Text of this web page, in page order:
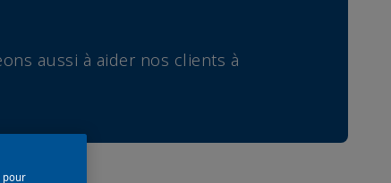
aussi à aider nos clients à
pour